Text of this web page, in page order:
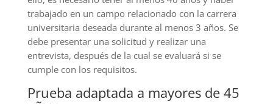
trabajado en un campo relacionado con la carrera
universitaria deseada durante al menos 3 años. Se
debe presentar una solicitud y realizar una
entrevista, después de la cual se evaluará si se
cumple con los requisitos.
Prueba adaptada a mayores de 45